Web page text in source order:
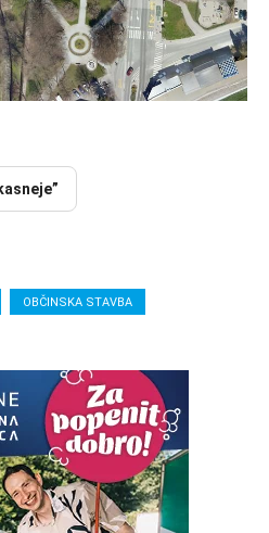
OBČINSKA STAVBA